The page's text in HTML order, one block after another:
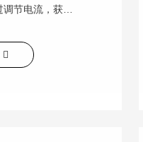
想要的全光谱波形。